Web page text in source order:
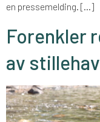
en pressemelding. […]
Forenkler
av